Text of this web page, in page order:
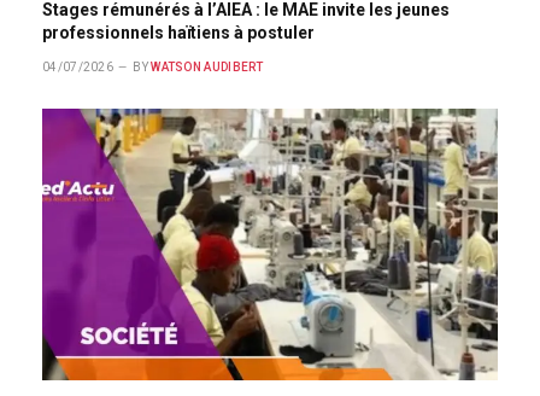
Stages rémunérés à l’AIEA : le MAE invite les jeunes
professionnels haïtiens à postuler
04/07/2026 BY WATSON AUDIBERT